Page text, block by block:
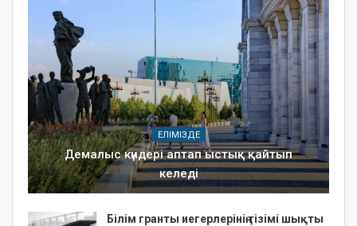
ЕЛІМІЗДЕ
Демалыс күндері аптап ыстық қайтып
келеді
Білім гранты иегерлерінің тізімі шықты